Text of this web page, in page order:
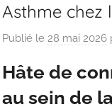
Asthme chez
Publié le 28 mai 2026
Hâte de
au sein de